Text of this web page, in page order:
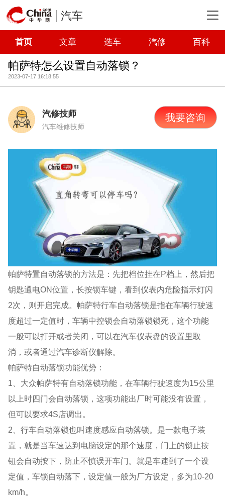
汽车
首页 文章 选车 汽修 百科
帕萨特怎么设置自动落锁？
2023-07-17 16:18:55
汽修技师
汽车维修技师
我要咨询
帕萨特置自动落锁的方法是：先把档位挂在P档上，然后把
钥匙通电ON位置，长按锁车键，看到仪表内危险指示灯闪
2次，则开启完成。帕萨特行车自动落锁是指在车辆行驶速
度超过一定值时，车辆中控锁会自动落锁锁死，这个功能
一般可以打开或者关闭，可以在汽车仪表盘的设置里取
消，或者通过汽车诊断仪解除。
帕萨特自动落锁功能优势：
1、大众帕萨特有自动落锁功能，在车辆行驶速度为15公里
以上时四门会自动落锁，这项功能出厂时可能没有设置，
但可以要求4S店调出。
2、行车自动落锁也叫速度感应自动落锁。是一款电子装
置，就是当车速达到电脑设定的那个速度，门上的锁止按
钮会自动按下，防止不慎误开车门。就是车速到了一个设
定值，车锁自动落下，设定值一般为厂方设定，多为10-20
km/h。